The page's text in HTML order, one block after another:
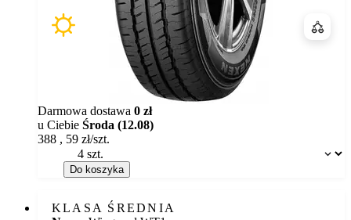
Dostępność:
Darmowa dostawa 0 zł
u Ciebie Środa (12.08)
388 , 59 zł/szt.
Do koszyka
KLASA ŚREDNIA